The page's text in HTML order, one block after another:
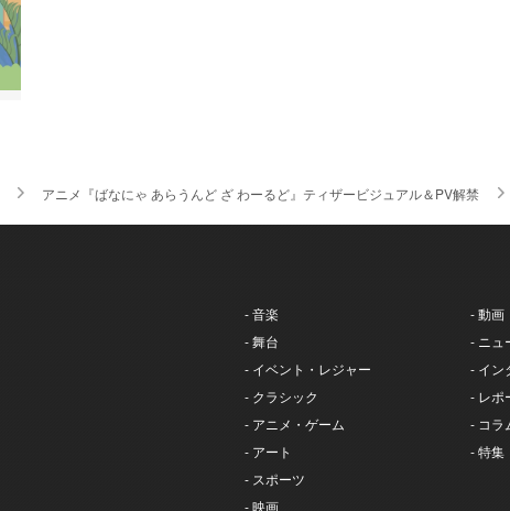
アニメ『ばなにゃ あらうんど ざ わーるど』ティザービジュアル＆PV解禁
- 音楽
- 舞台
- イベント・レジャー
- クラシック
- アニメ・ゲーム
- アート
- スポーツ
- 映画
- 動画
- ニュ
- イン
- レポ
- コラ
- 特集